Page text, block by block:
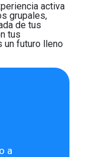
activa
grupales,
de tus
tus
un futuro lleno
a